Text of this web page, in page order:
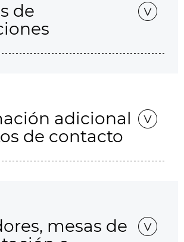
de
adicional
de contacto
mesas de